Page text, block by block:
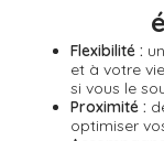
Flexibilité :
et à votre
si vous le
Proximité :
optimiser